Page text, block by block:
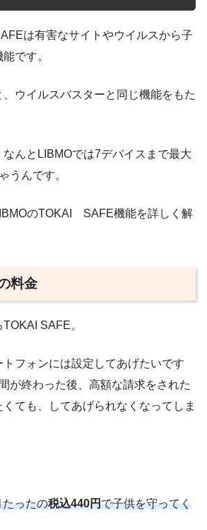
は有害なサイトやウイルスから子
です。
ウイルスバスターと同じ機能をもた
なんとLIBMOでは7デバイスまで最大
うんです。
のTOKAI SAFE機能を詳しく解
料金
SAFE。
フォンには設定してあげたいです
が終わった後、高額な請求をされた
ても、してあげられなくなってしま
ったの税込440円で子供を守ってく